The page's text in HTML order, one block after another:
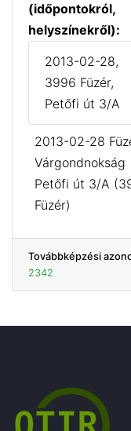
(időpontokról,
helyszínekről):
2013-02-28,
3996 Füzér,
Petőfi út 3/A
2013-02-28
Várgondnokság
Petőfi út 3/A
Füzér)
Továbbképzési
2342